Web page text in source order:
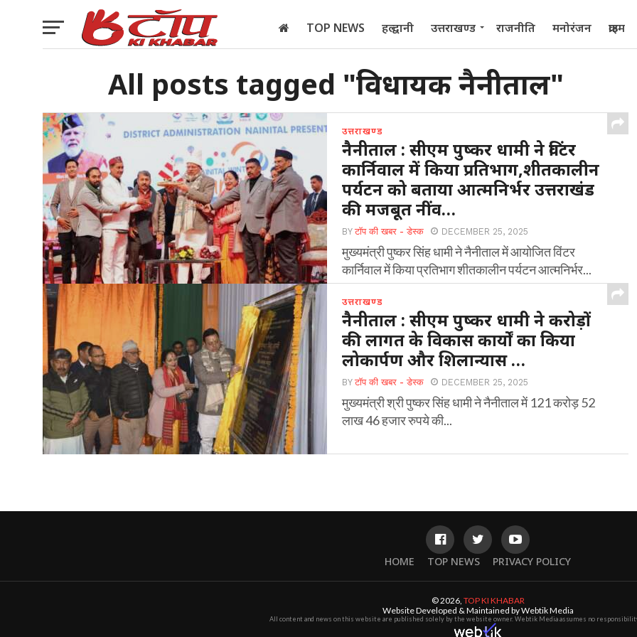
TOP NEWS हल्द्वानी उत्तराखण्ड राजनीति मनोरंजन क्राइम
इलेक्शन 2022
All posts tagged "विधायक नैनीताल"
उत्तराखण्ड
नैनीताल : सीएम पुष्कर धामी ने विंटर
कार्निवाल में किया प्रतिभाग,शीतकालीन
पर्यटन को बताया आत्मनिर्भर उत्तराखंड
की मजबूत नींव…
BYटॉप की खबर - डेस्क DECEMBER 25, 2025
मुख्यमंत्री पुष्कर सिंह धामी ने नैनीताल में आयोजित विंटर
कार्निवाल में किया प्रतिभाग शीतकालीन पर्यटन आत्मनिर्भर...
उत्तराखण्ड
नैनीताल : सीएम पुष्कर धामी ने करोड़ों
की लागत के विकास कार्यों का किया
लोकार्पण और शिलान्यास …
BYटॉप की खबर - डेस्क DECEMBER 25, 2025
मुख्यमंत्री श्री पुष्कर सिंह धामी ने नैनीताल में 121 करोड़ 52
लाख 46 हजार रुपये की...
HOME TOP NEWS PRIVACY POLICY
© 2026, TOP KI KHABAR
Website Developed & Maintained by Webtik Media
All content and news on this website are published solely by the website owner. Webtik Media assumes no